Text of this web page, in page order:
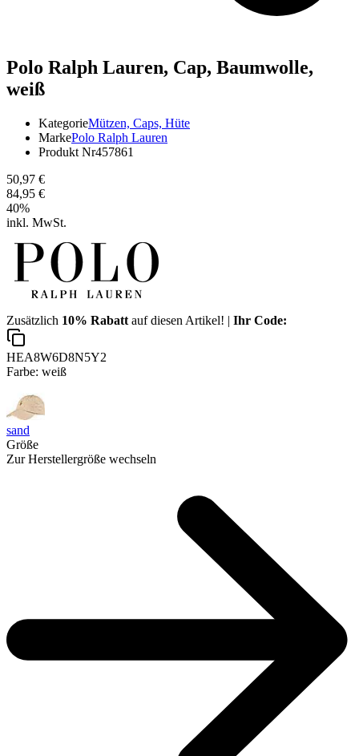
Polo Ralph Lauren, Cap, Baumwolle,
weiß
KategorieMützen, Caps, Hüte
MarkePolo Ralph Lauren
Produkt Nr457861
50,97 €
84,95 €
40%
inkl. MwSt.
Zusätzlich 10% Rabatt auf diesen Artikel! | Ihr Code:
HEA8W6D8N5Y2
Farbe: weiß
sand
Größe
Zur Herstellergröße wechseln